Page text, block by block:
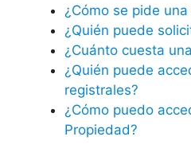
¿Cómo se pide
¿Quién puede
¿Cuánto cuesta
¿Quién puede
registrales?
¿Cómo puedo
Propiedad?